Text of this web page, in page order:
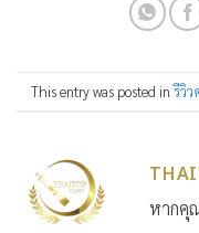
This entry was posted inรีวิ
หากคุ